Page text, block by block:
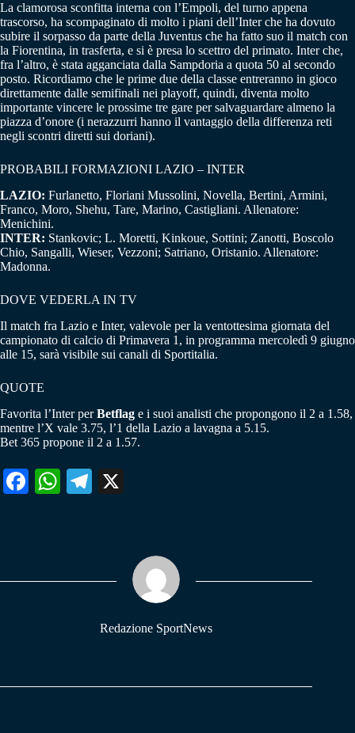
La clamorosa sconfitta interna con l’Empoli, del turno appena
trascorso, ha scompaginato di molto i piani dell’Inter che ha dovuto
subire il sorpasso da parte della Juventus che ha fatto suo il match con
la Fiorentina, in trasferta, e si è presa lo scettro del primato. Inter che,
fra l’altro, è stata agganciata dalla Sampdoria a quota 50 al secondo
posto. Ricordiamo che le prime due della classe entreranno in gioco
direttamente dalle semifinali nei playoff, quindi, diventa molto
importante vincere le prossime tre gare per salvaguardare almeno la
piazza d’onore (i nerazzurri hanno il vantaggio della differenza reti
negli scontri diretti sui doriani).
PROBABILI FORMAZIONI LAZIO – INTER
LAZIO: Furlanetto, Floriani Mussolini, Novella, Bertini, Armini,
Franco, Moro, Shehu, Tare, Marino, Castigliani. Allenatore:
Menichini.
INTER: Stankovic; L. Moretti, Kinkoue, Sottini; Zanotti, Boscolo
Chio, Sangalli, Wieser, Vezzoni; Satriano, Oristanio. Allenatore:
Madonna.
DOVE VEDERLA IN TV
Il match fra Lazio e Inter, valevole per la ventottesima giornata del
campionato di calcio di Primavera 1, in programma mercoledì 9 giugno
alle 15, sarà visibile sui canali di Sportitalia.
QUOTE
Favorita l’Inter perBetflag e i suoi analisti che propongono il 2 a 1.58,
mentre l’X vale 3.75, l’1 della Lazio a lavagna a 5.15.
Bet 365 propone il 2 a 1.57.
Fa W
pp
Te
m
Redazione SportNews